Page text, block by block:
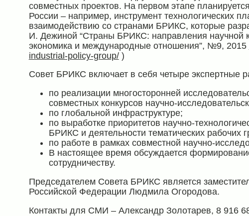
совместных проектов. На первом этапе
России – например, инструмент технологических
взаимодействию со странами БРИКС, которые
И. Дежиной “Страны БРИКС: направления научной
экономика и международные отношения”, №9, 2015
industrial-policy-group/)
Совет БРИКС включает в себя четыре экспертные
по реализации многосторонней
совместных конкурсов научно-
по глобальной инфраструктуре;
по выработке приоритетов научно-
БРИКС и деятельности тематических рабочих
по работе в рамках совместной научно-
В настоящее время обсуждается
сотрудничеству.
Председателем Совета БРИКС является
Российской Федерации Людмила Огородова.
Контакты для СМИ – Александр Золотарев, 8 916